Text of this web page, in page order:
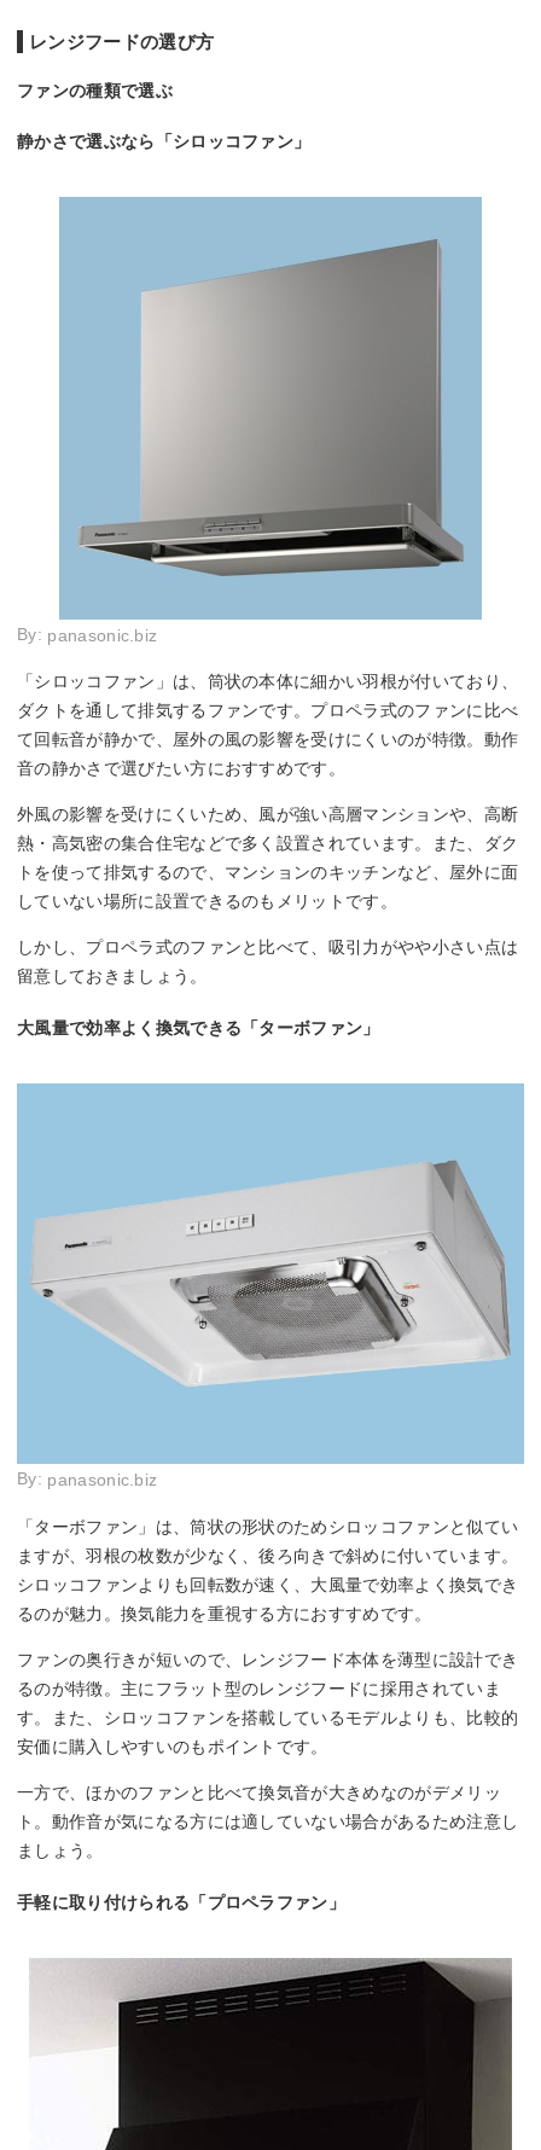
レンジフードの選び方
ファンの種類で選ぶ
静かさで選ぶなら「シロッコファン」
By: panasonic.biz
「シロッコファン」は、筒状の本体に細かい羽根が付いており、
ダクトを通して排気するファンです。プロペラ式のファンに比べ
て回転音が静かで、屋外の風の影響を受けにくいのが特徴。動作
音の静かさで選びたい方におすすめです。
外風の影響を受けにくいため、風が強い高層マンションや、高断
熱・高気密の集合住宅などで多く設置されています。また、ダク
トを使って排気するので、マンションのキッチンなど、屋外に面
していない場所に設置できるのもメリットです。
しかし、プロペラ式のファンと比べて、吸引力がやや小さい点は
留意しておきましょう。
大風量で効率よく換気できる「ターボファン」
By: panasonic.biz
「ターボファン」は、筒状の形状のためシロッコファンと似てい
ますが、羽根の枚数が少なく、後ろ向きで斜めに付いています。
シロッコファンよりも回転数が速く、大風量で効率よく換気でき
るのが魅力。換気能力を重視する方におすすめです。
ファンの奥行きが短いので、レンジフード本体を薄型に設計でき
るのが特徴。主にフラット型のレンジフードに採用されていま
す。また、シロッコファンを搭載しているモデルよりも、比較的
安価に購入しやすいのもポイントです。
一方で、ほかのファンと比べて換気音が大きめなのがデメリッ
ト。動作音が気になる方には適していない場合があるため注意し
ましょう。
手軽に取り付けられる「プロペラファン」